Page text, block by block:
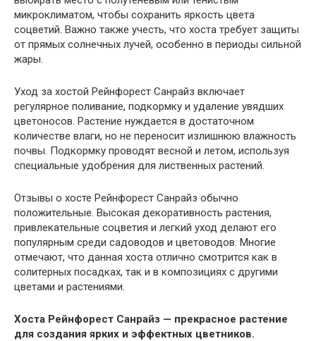
микроклиматом, чтобы сохранить яркость цвета
соцветий. Важно также учесть, что хоста требует защиты
от прямых солнечных лучей, особенно в периоды сильной
жары.
Уход за хостой Рейнфорест Санрайз включает
регулярное поливание, подкормку и удаление увядших
цветоносов. Растение нуждается в достаточном
количестве влаги, но не переносит излишнюю влажность
почвы. Подкормку проводят весной и летом, используя
специальные удобрения для лиственных растений.
Отзывы о хосте Рейнфорест Санрайз обычно
положительные. Высокая декоративность растения,
привлекательные соцветия и легкий уход делают его
популярным среди садоводов и цветоводов. Многие
отмечают, что данная хоста отлично смотрится как в
солитерных посадках, так и в композициях с другими
цветами и растениями.
Хоста Рейнфорест Санрайз — прекрасное растение
для создания ярких и эффектных цветников.